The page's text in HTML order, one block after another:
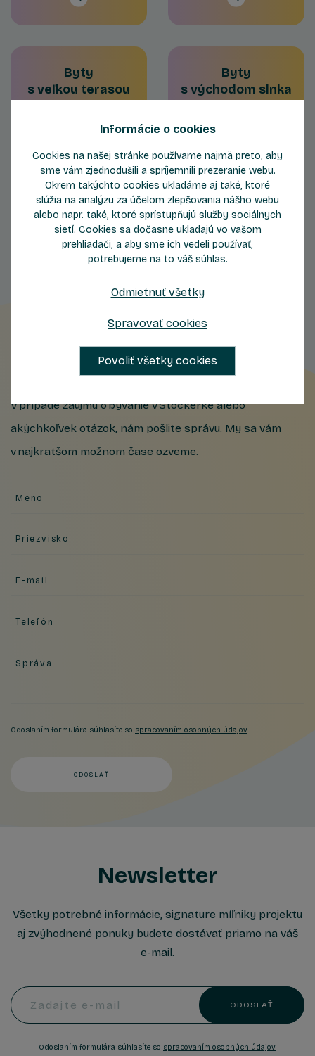
Byty
s veľkou terasou
Byty
s východom slnka
Byty
so západom slnka
Byty
obklopené zeleňou
Nechajte nám kontakt
V prípade záujmu o bývanie v Stockerke alebo
akýchkoľvek otázok, nám pošlite správu. My sa vám
v najkratšom možnom čase ozveme.
Meno
Priezvisko
E-mail
Telefón
Správa
Odoslaním formulára súhlasíte so spracovaním osobných údajov.
ODOSLAŤ
Newsletter
Všetky potrebné informácie, signature míľniky projektu
aj zvýhodnené ponuky budete dostávať priamo na váš
e-mail.
Zadajte e-mail ODOSLAŤ
Odoslaním formulára súhlasíte so spracovaním osobných údajov.
Informácie o cookies
Cookies na našej stránke používame najmä preto, aby
sme vám zjednodušili a spríjemnili prezeranie webu.
Okrem takýchto cookies ukladáme aj také, ktoré
slúžia na analýzu za účelom zlepšovania nášho webu
alebo napr. také, ktoré sprístupňujú služby sociálnych
sietí. Cookies sa dočasne ukladajú vo vašom
prehliadači, a aby sme ich vedeli používať,
potrebujeme na to váš súhlas.
Odmietnuť všetky
Spravovať cookies
Povoliť všetky cookies